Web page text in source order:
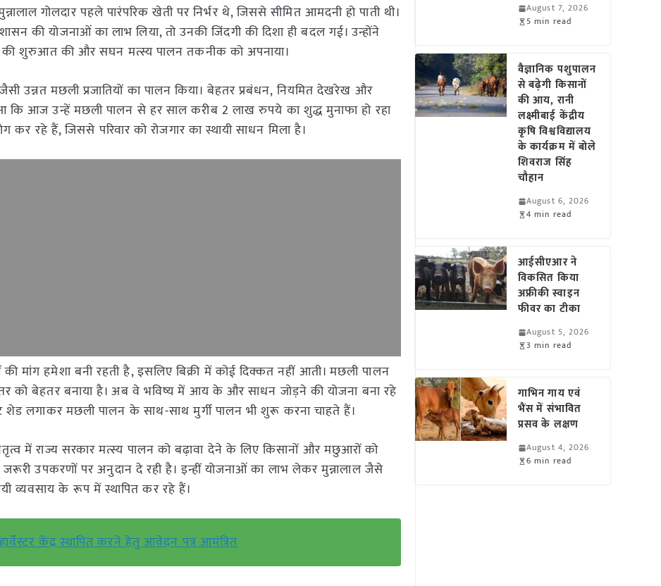
गोलदार पहले पारंपरिक खेती पर निर्भर थे, जिससे सीमित आमदनी हो पाती थी।
की योजनाओं का लाभ लिया, तो उनकी जिंदगी की दिशा ही बदल गई। उन्होंने
की शुरुआत की और सघन मत्स्य पालन तकनीक को अपनाया।
उन्नत मछली प्रजातियों का पालन किया। बेहतर प्रबंधन, नियमित देखरेख और
आज उन्हें मछली पालन से हर साल करीब 2 लाख रुपये का शुद्ध मुनाफा हो रहा
रहे हैं, जिससे परिवार को रोजगार का स्थायी साधन मिला है।
की मांग हमेशा बनी रहती है, इसलिए बिक्री में कोई दिक्कत नहीं आती। मछली पालन
को बेहतर बनाया है। अब वे भविष्य में आय के और साधन जोड़ने की योजना बना रहे
लगाकर मछली पालन के साथ-साथ मुर्गी पालन भी शुरू करना चाहते हैं।
में राज्य सरकार मत्स्य पालन को बढ़ावा देने के लिए किसानों और मछुआरों को
उपकरणों पर अनुदान दे रही है। इन्हीं योजनाओं का लाभ लेकर मुन्नालाल जैसे
व्यवसाय के रूप में स्थापित कर रहे हैं।
केंद्र स्थापित करने हेतु आवेदन पत्र आमंत्रित
August 7, 2026
5 min read
वैज्ञानिक पशुपालन
से बढ़ेगी किसानों
की आय, रानी
लक्ष्मीबाई केंद्रीय
कृषि विश्वविद्यालय
के कार्यक्रम में बोले
शिवराज सिंह
चौहान
August 6, 2026
4 min read
आईसीएआर ने
विकसित किया
अफ्रीकी स्वाइन
फीवर का टीका
August 5, 2026
3 min read
गाभिन गाय एवं
भैंस में संभावित
प्रसव के लक्षण
August 4, 2026
6 min read